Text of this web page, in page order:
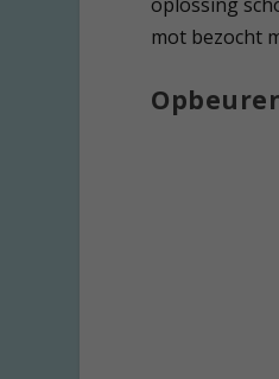
mot bezocht